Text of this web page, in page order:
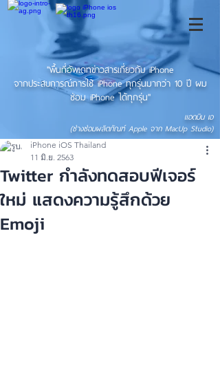
"พื้นที่อัพเดทข่าวสารเกี่ยวกับ iPhone
จากประสบการณ์การใช้ iPhone ทุกรุ่นมากว่า 10 ปี ผม
ซ่อม iPhone ได้ทุกรุ่น"
แอดมิน เอ
(ช่างซ่อมผลิตภัณฑ์ Apple จาก MacUp Studio)
Twitter กำลังทดสอบฟีเจอร์
ใหม่ แสดงความรู้สึกด้วย
Emoji
iPhone iOS Thailand
11 มิ.ย. 2563